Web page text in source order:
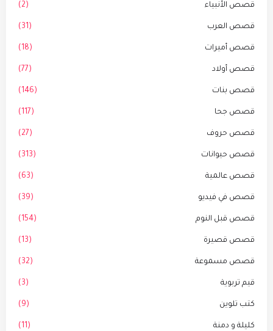
قصص الأنبياء (2)
قصص العرب (31)
قصص أميرات (18)
قصص أولاد (77)
قصص بنات (146)
قصص جحا (117)
قصص حروف (27)
قصص حيوانات (313)
قصص عالمية (63)
قصص في فيديو (39)
قصص قبل النوم (154)
قصص قصيرة (13)
قصص مسموعة (32)
قيم تربوية (3)
كتب تلوين (9)
كليلة و دمنة (11)